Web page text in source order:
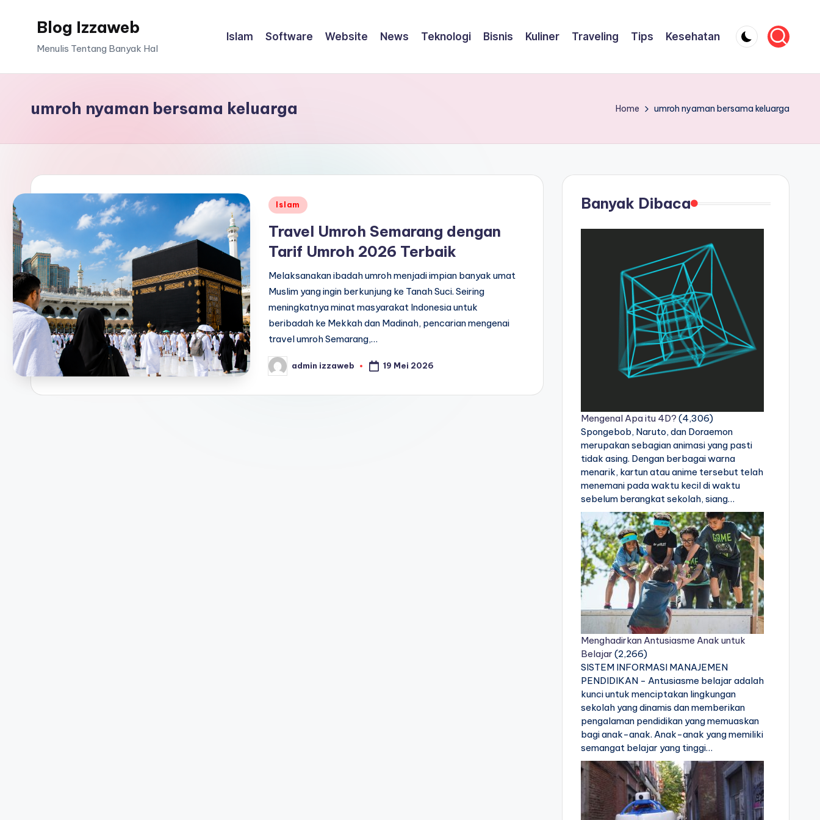
Blog Izzaweb
Menulis Tentang Banyak Hal
Islam Software Website News Teknologi Bisnis Kuliner Traveling Tips Kesehatan
umroh nyaman bersama keluarga Home umroh nyaman bersama keluarga
Posted
Islam
Travel Umroh Semarang dengan
Tarif Umroh 2026 Terbaik
Melaksanakan ibadah umroh menjadi impian banyak umat
Muslim yang ingin berkunjung ke Tanah Suci. Seiring
meningkatnya minat masyarakat Indonesia untuk
beribadah ke Mekkah dan Madinah, pencarian mengenai
travel umroh Semarang,…
Posted
by
admin izzaweb 19 Mei 2026
Banyak Dibaca
Mengenal Apa itu 4D? (4,306)
Spongebob, Naruto, dan Doraemon
merupakan sebagian animasi yang pasti
tidak asing. Dengan berbagai warna
menarik, kartun atau anime tersebut telah
menemani pada waktu kecil di waktu
sebelum berangkat sekolah, siang…
Menghadirkan Antusiasme Anak untuk
Belajar (2,266)
SISTEM INFORMASI MANAJEMEN
PENDIDIKAN - Antusiasme belajar adalah
kunci untuk menciptakan lingkungan
sekolah yang dinamis dan memberikan
pengalaman pendidikan yang memuaskan
bagi anak-anak. Anak-anak yang memiliki
semangat belajar yang tinggi…